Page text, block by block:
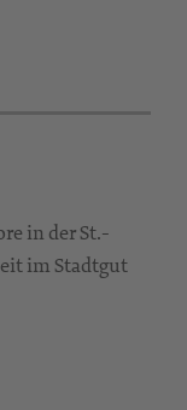
in der St.-
im Stadtgut